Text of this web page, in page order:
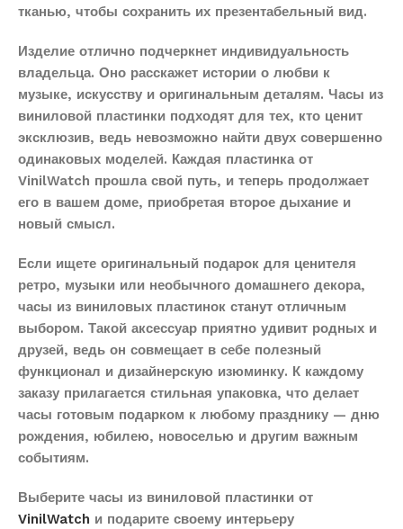
тканью, чтобы сохранить их презентабельный вид.
Изделие отлично подчеркнет индивидуальность
владельца. Оно расскажет истории о любви к
музыке, искусству и оригинальным деталям. Часы из
виниловой пластинки подходят для тех, кто ценит
эксклюзив, ведь невозможно найти двух совершенно
одинаковых моделей. Каждая пластинка от
VinilWatch прошла свой путь, и теперь продолжает
его в вашем доме, приобретая второе дыхание и
новый смысл.
Если ищете оригинальный подарок для ценителя
ретро, музыки или необычного домашнего декора,
часы из виниловых пластинок станут отличным
выбором. Такой аксессуар приятно удивит родных и
друзей, ведь он совмещает в себе полезный
функционал и дизайнерскую изюминку. К каждому
заказу прилагается стильная упаковка, что делает
часы готовым подарком к любому празднику — дню
рождения, юбилею, новоселью и другим важным
событиям.
Выберите часы из виниловой пластинки от
VinilWatch и подарите своему интерьеру